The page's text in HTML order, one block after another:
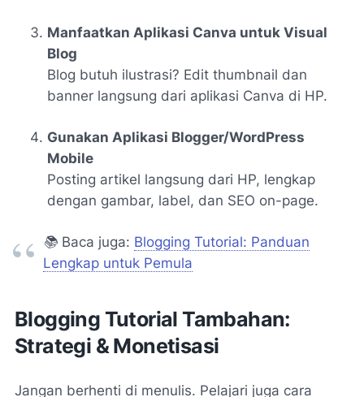
Manfaatkan Aplikasi Canva untuk Visual
Blog
Blog butuh ilustrasi? Edit thumbnail dan
banner langsung dari aplikasi Canva di HP.
Gunakan Aplikasi Blogger/WordPress
Mobile
Posting artikel langsung dari HP, lengkap
dengan gambar, label, dan SEO on-page.
📚 Baca juga: Blogging Tutorial: Panduan
Lengkap untuk Pemula
Blogging Tutorial Tambahan:
Strategi & Monetisasi
Jangan berhenti di menulis. Pelajari juga cara